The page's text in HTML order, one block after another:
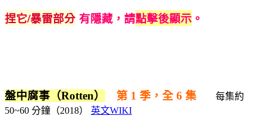
捏它/暴雷部分 有隱藏，請點擊後顯示 。
盤中腐事（Rotten） 第 1 季，全 6 集 每集約
50~60 分鐘（2018） 英文WIKI